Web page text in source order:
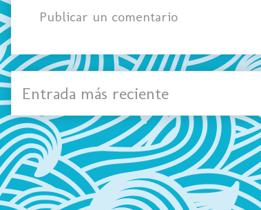
Publicar un comentario
Entrada más reciente